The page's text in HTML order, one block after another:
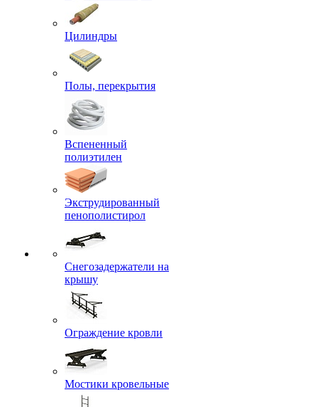
Цилиндры
Полы, перекрытия
Вспененный
полиэтилен
Экструдированный
пенополистирол
Снегозадержатели на
крышу
Ограждение кровли
Мостики кровельные